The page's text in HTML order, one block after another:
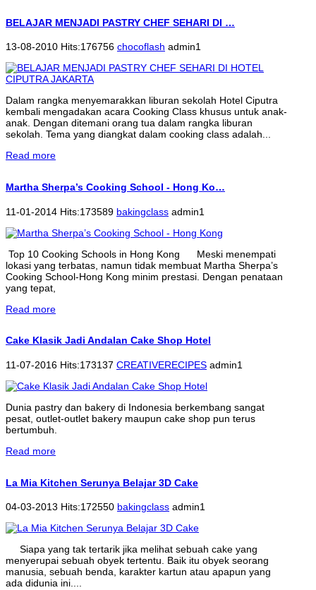
BELAJAR MENJADI PASTRY CHEF SEHARI DI …
13-08-2010 Hits:176756 chocoflash admin1
Dalam rangka menyemarakkan liburan sekolah Hotel Ciputra
kembali mengadakan acara Cooking Class khusus untuk anak-
anak. Dengan ditemani orang tua dalam rangka liburan
sekolah. Tema yang diangkat dalam cooking class adalah...
Read more
Martha Sherpa’s Cooking School - Hong Ko…
11-01-2014 Hits:173589 bakingclass admin1
Top 10 Cooking Schools in Hong Kong Meski menempati
lokasi yang terbatas, namun tidak membuat Martha Sherpa’s
Cooking School-Hong Kong minim prestasi. Dengan penataan
yang tepat,
Read more
Cake Klasik Jadi Andalan Cake Shop Hotel
11-07-2016 Hits:173137 CREATIVERECIPES admin1
Dunia pastry dan bakery di Indonesia berkembang sangat
pesat, outlet-outlet bakery maupun cake shop pun terus
bertumbuh.
Read more
La Mia Kitchen Serunya Belajar 3D Cake
04-03-2013 Hits:172550 bakingclass admin1
Siapa yang tak tertarik jika melihat sebuah cake yang
menyerupai sebuah obyek tertentu. Baik itu obyek seorang
manusia, sebuah benda, karakter kartun atau apapun yang
ada didunia ini....